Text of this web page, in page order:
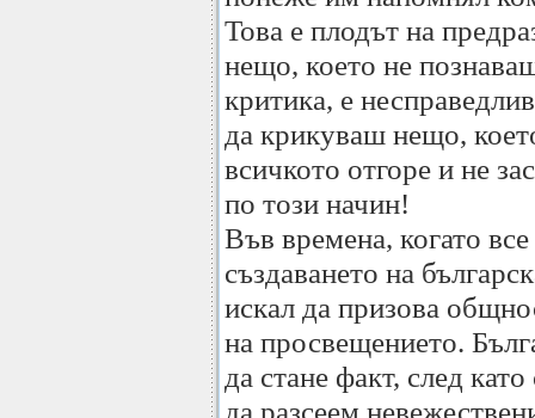
Това е плодът на
нещо, което не
критика, е
да крикуваш нещо,
всичкото отгоре и не
по този начин!
Във времена, когато
създаването на
искал да призова
на просвещението.
да стане факт, след
да разсеем